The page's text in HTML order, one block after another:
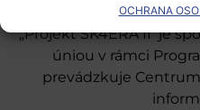
OCHRANA
„Projekt SK4ERA II je
úniou v rámci
prevádzkuje